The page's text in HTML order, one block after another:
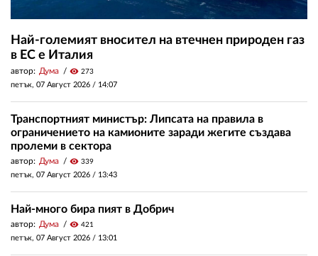
Най-големият вносител на втечнен природен газ
в ЕС е Италия
автор: Дума visibility 273
петък, 07 Август 2026 / 14:07
Транспортният министър: Липсата на правила в
ограничението на камионите заради жегите създава
пролеми в сектора
автор: Дума visibility 339
петък, 07 Август 2026 / 13:43
Най-много бира пият в Добрич
автор: Дума visibility 421
петък, 07 Август 2026 / 13:01